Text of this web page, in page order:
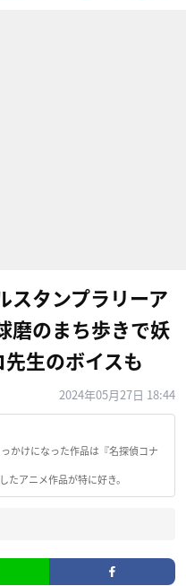
スタンプラリーア
磨のまち歩きで妖
生のボイスも
2024年05月27日 18:44
かけになった作品は『名探偵コナ
たアニメ作品が特に好き。